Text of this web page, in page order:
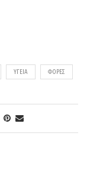
ΥΓΕΊΑ ΦΟΡΈΣ